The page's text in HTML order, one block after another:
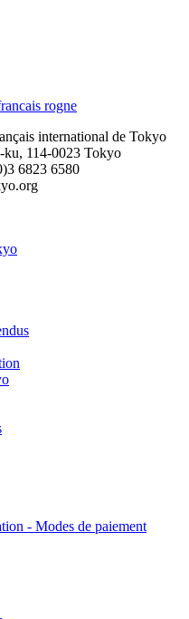
international de Tokyo
114-0023 Tokyo
6823 6580
- Modes de paiement